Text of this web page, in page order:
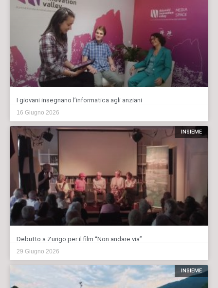
I giovani insegnano l’informatica agli anziani
16 Giugno 2026
INSIEME
Debutto a Zurigo per il film “Non andare via”
29 Giugno 2026
INSIEME